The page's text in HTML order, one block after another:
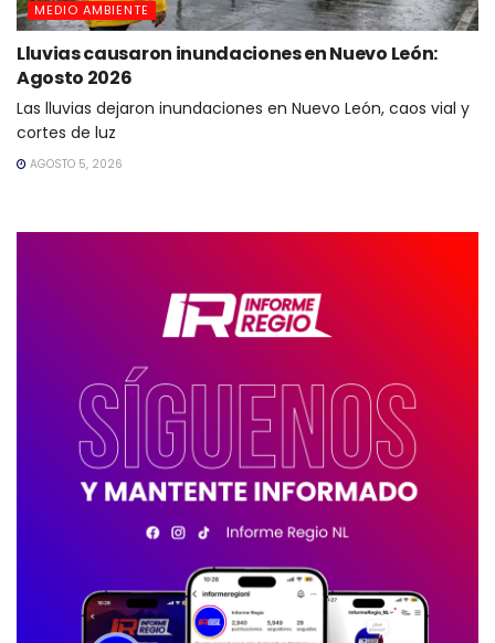
MEDIO AMBIENTE
Lluvias causaron inundaciones en Nuevo León:
Agosto 2026
Las lluvias dejaron inundaciones en Nuevo León, caos vial y
cortes de luz
AGOSTO 5, 2026